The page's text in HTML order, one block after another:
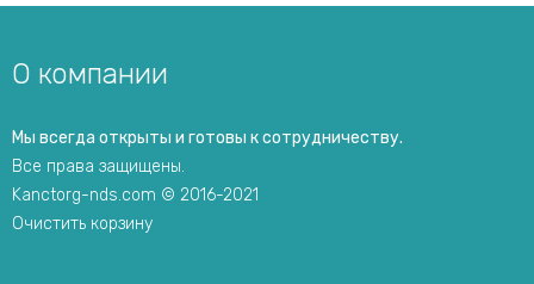
О компании
Мы всегда открыты и готовы к сотрудничеству.
Все права защищены.
Kanctorg-nds.com © 2016-2021
Очистить корзину